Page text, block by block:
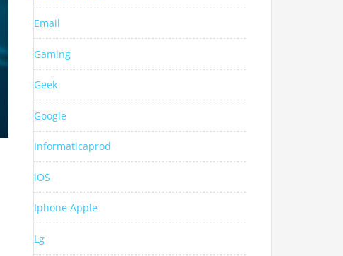
Email
Gaming
Geek
Google
Informaticaprod
iOS
Iphone Apple
Lg